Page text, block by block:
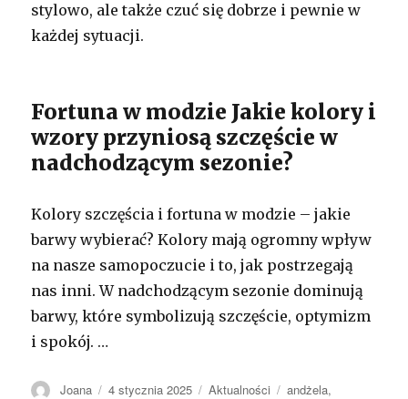
stylowo, ale także czuć się dobrze i pewnie w
każdej sytuacji.
Fortuna w modzie Jakie kolory i
wzory przyniosą szczęście w
nadchodzącym sezonie?
Kolory szczęścia i fortuna w modzie – jakie
barwy wybierać? Kolory mają ogromny wpływ
na nasze samopoczucie i to, jak postrzegają
nas inni. W nadchodzącym sezonie dominują
barwy, które symbolizują szczęście, optymizm
i spokój. …
Autor
Joana Opublikowano
4 stycznia 2025 Kategorie
Aktualności Tagi
andżela,